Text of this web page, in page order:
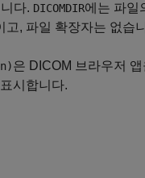
다. DICOMDIR에는 파일
고, 파일 확장자는 없습
은 DICOM 브라우저 앱
시합니다.